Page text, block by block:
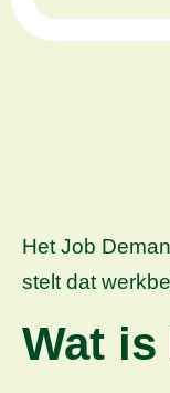
Het Job
stelt dat
Wat